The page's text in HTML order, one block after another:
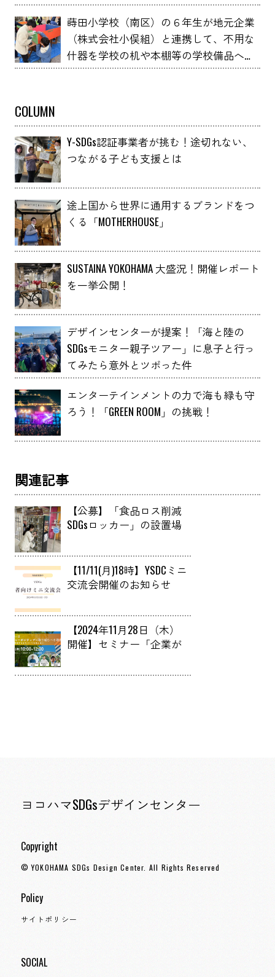
ね石けん～」 YOXO FESTIVALに出展
蒔田小学校（南区）の６年生が地元企業
（株式会社小俣組）と連携して、不用な
什器を学校の机や本棚等の学校備品へア
ップサイクルしました！
COLUMN
Y-SDGs認証事業者が挑む！途切れない、
つながる子ども支援とは
途上国から世界に通用するブランドをつ
くる「MOTHERHOUSE」
SUSTAINA YOKOHAMA 大盛況！開催レポート
を一挙公開！
デザインセンターが提案！「海と陸の
SDGsモニター親子ツアー」に息子と行っ
てみたら意外とツボった件
エンターテインメントの力で海も緑も守
ろう！「GREEN ROOM」の挑戦！
関連記事
【公募】「食品ロス削減
SDGsロッカー」の設置場
【11/11(月)18時】YSDCミニ
交流会開催のお知らせ
【2024年11月28日（木）
開催】セミナー「企業が
ブに取り組むべき理由 ～
ヨコハマSDGsデザインセンター
Copyright
© YOKOHAMA SDGs Design Center. All Rights Reserved
Policy
サイトポリシー
SOCIAL